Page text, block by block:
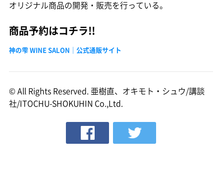
オリジナル商品の開発・販売を行っている。
商品予約はコチラ!!
神の雫 WINE SALON｜公式通販サイト
© All Rights Reserved. 亜樹直、オキモト・シュウ/講談
社/ITOCHU-SHOKUHIN Co.,Ltd.